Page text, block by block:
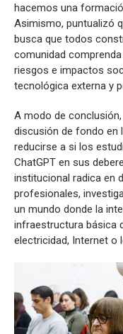
hacemos una
Asimismo, puntualizó
busca que todos
comunidad
riesgos e impactos
tecnológica externa y
A modo de
discusión de fondo en
reducirse a si los
ChatGPT en sus
institucional radica en
profesionales,
un mundo donde la
infraestructura básica
electricidad, Internet o